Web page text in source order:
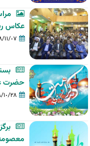
عکاس
١٤٣٨/
حضرت
١٤٣٨/